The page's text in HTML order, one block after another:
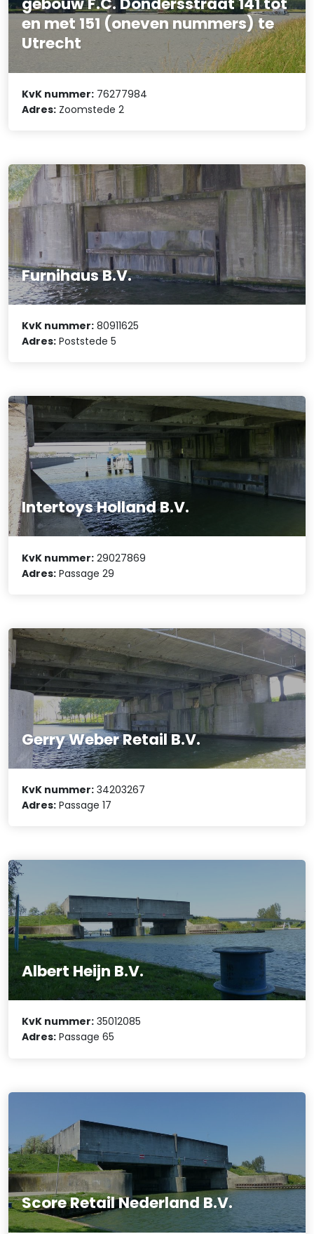
en met 151 (oneven nummers) te
Utrecht
KvK nummer: 76277984
Adres: Zoomstede 2
Furnihaus B.V.
KvK nummer: 80911625
Adres: Poststede 5
Intertoys Holland B.V.
KvK nummer: 29027869
Adres: Passage 29
Gerry Weber Retail B.V.
KvK nummer: 34203267
Adres: Passage 17
Albert Heijn B.V.
KvK nummer: 35012085
Adres: Passage 65
Score Retail Nederland B.V.